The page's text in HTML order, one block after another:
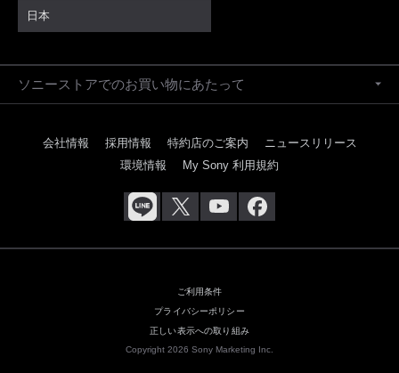
日本
ソニーストアでのお買い物にあたって
会社情報 採用情報 特約店のご案内
ニュースリリース
環境情報
My Sony 利用規約
ご利用条件
プライバシーポリシー
正しい表示への取り組み
Copyright 2026 Sony Marketing Inc.